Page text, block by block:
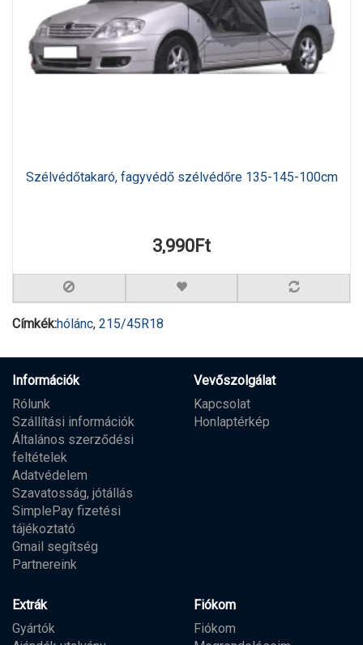
Szélvédőtakaró, fagyvédő szélvédőre 135-145-100cm
3,990Ft
Címkék:hólánc, 215/45R18
Információk
Rólunk
Szállítási információk
Általános szerződési
feltételek
Adatvédelem
Szavatosság, jótállás
SimplePay fizetési
tájékoztató
Gmail segítség
Partnereink
Vevőszolgálat
Kapcsolat
Honlaptérkép
Extrák
Gyártók
Fiókom
Fiókom